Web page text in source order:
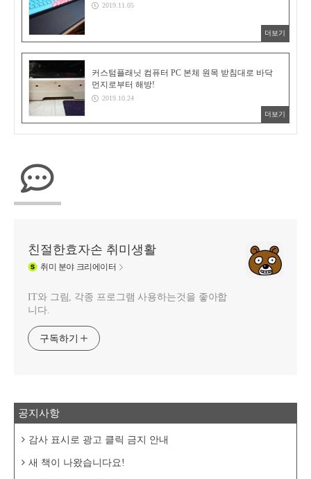
2019.11.05
더보기
커스텀플래닛 컴퓨터 PC 본체 원목 받침대로 바닥
먼지로부터 해방!
2019.10.24
더보기
친절한효자손 취미생활
취미 분야 크리에이터
IT와 그림, 각종 프로그램 사용하는것을 좋아합
니다.
구독하기
공지사항
감사 표시로 광고 클릭 금지 안내
새 책이 나왔습니다요!